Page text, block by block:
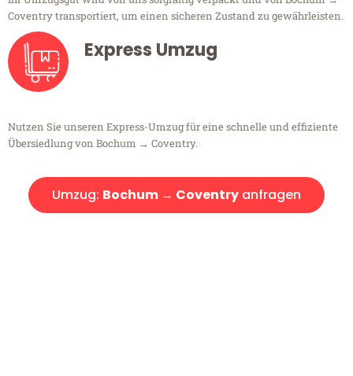
Coventry transportiert, um einen sicheren Zustand zu gewährleisten.
Express Umzug
Nutzen Sie unseren Express-Umzug für eine schnelle und effiziente
Übersiedlung von Bochum → Coventry.
Umzug: Bochum → Coventry anfragen